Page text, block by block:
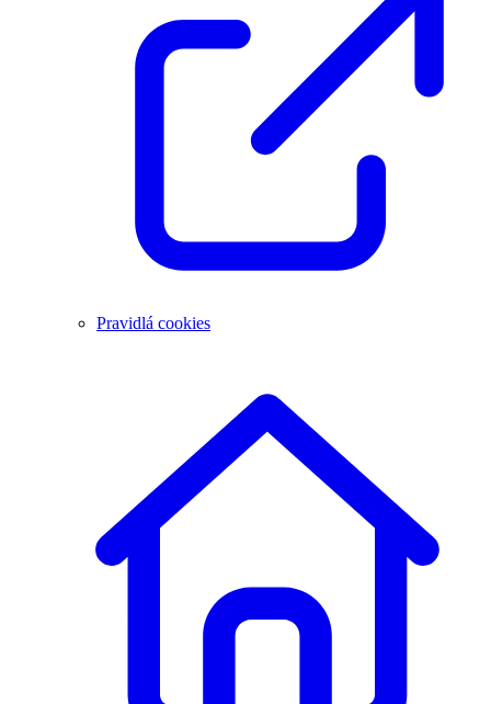
Pravidlá cookies